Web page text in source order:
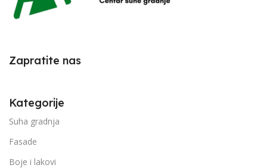
Zapratite nas
Kategorije
Suha gradnja
Fasade
Boje i lakovi